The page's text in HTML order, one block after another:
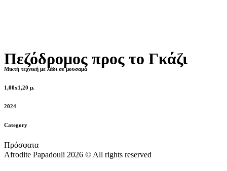
Πεζόδρομος προς το Γκάζι
Μικτή τεχνική με λάδι σε μουσαμά
1,00x1,20 μ.
2024
Category
Πρόσφατα
Afrodite Papadouli 2026 © All rights reserved